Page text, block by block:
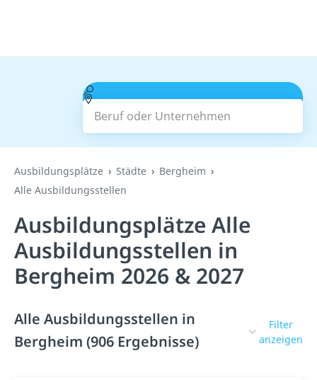
Beruf oder Unternehmen
Suchen
Ausbildungsplätze Städte
Bergheim
Alle Ausbildungsstellen
Ausbildungsplätze Alle
Ausbildungsstellen in
Bergheim 2026 & 2027
Alle Ausbildungsstellen in
Bergheim (906 Ergebnisse)
Filter
anzeigen